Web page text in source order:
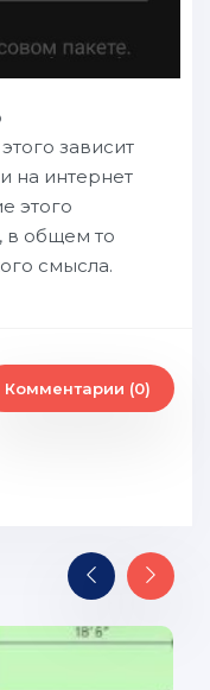
зависит
на интернет
этого
в общем то
смысла.
Комментарии (0)